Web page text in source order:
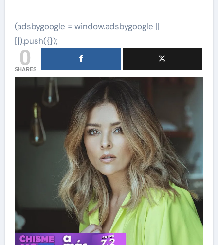
(adsbygoogle = window.adsbygoogle ||
[]).push({});
0
SHARES